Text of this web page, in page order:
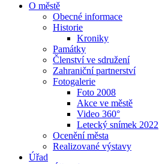
O městě
Obecné informace
Historie
Kroniky
Památky
Členství ve sdružení
Zahraniční partnerství
Fotogalerie
Foto 2008
Akce ve městě
Video 360°
Letecký snímek 2022
Ocenění města
Realizované výstavy
Úřad